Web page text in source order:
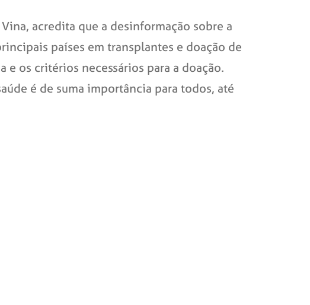
Vina, acredita que a desinformação sobre a
países em transplantes e doação de
os critérios necessários para a doação.
é de suma importância para todos, até